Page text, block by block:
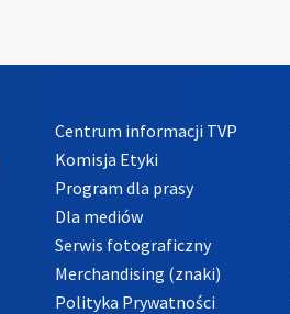
Centrum informacji TVP
Komisja Etyki
Program dla prasy
Dla mediów
Serwis fotograficzny
Merchandising (znaki)
Polityka Prywatności